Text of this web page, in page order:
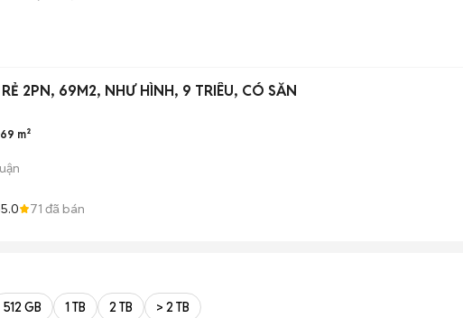
2PN, 69M2, NHƯ HÌNH, 9 TRIÊU, CÓ SẴN
69 m²
5.0 71 đã bán
512 GB 1 TB 2 TB > 2 TB